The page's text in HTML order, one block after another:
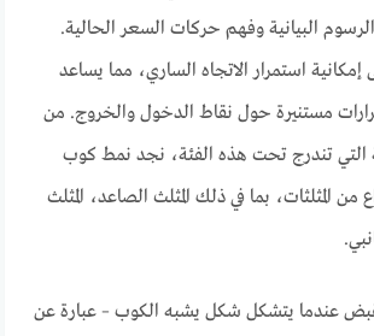
الرسوم البيانية وفهم حركات السعر الحالية.
إمكانية استمرار الاتجاه الساري، مما يساعد
قرارات مستنيرة حول نقاط الدخول والخروج. من
التي تندرج تحت هذه الفئة، نجد نمط كوب
من المثلثات، بما في ذلك المثلث الصاعد، المثلث
عندما يتشكل شكل يشبه الكوب – عبارة عن